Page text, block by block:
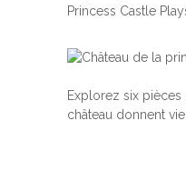
Princess Castle
Explorez six
château donnent